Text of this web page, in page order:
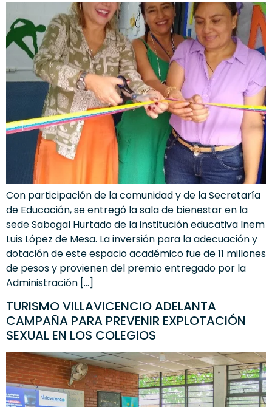
Con participación de la comunidad y de la Secretaría
de Educación, se entregó la sala de bienestar en la
sede Sabogal Hurtado de la institución educativa Inem
Luis López de Mesa. La inversión para la adecuación y
dotación de este espacio académico fue de 11 millones
de pesos y provienen del premio entregado por la
Administración […]
TURISMO VILLAVICENCIO ADELANTA
CAMPAÑA PARA PREVENIR EXPLOTACIÓN
SEXUAL EN LOS COLEGIOS